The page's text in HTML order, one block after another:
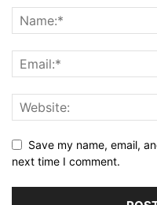
Save my name, email,
next time I comment.